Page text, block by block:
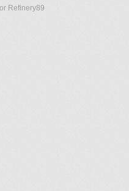
Refinery89